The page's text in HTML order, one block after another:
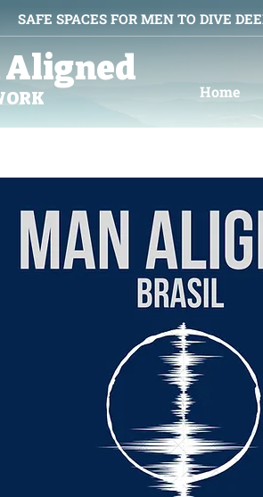
SAFE SPACES FOR MEN TO DIVE
Aligned
Home